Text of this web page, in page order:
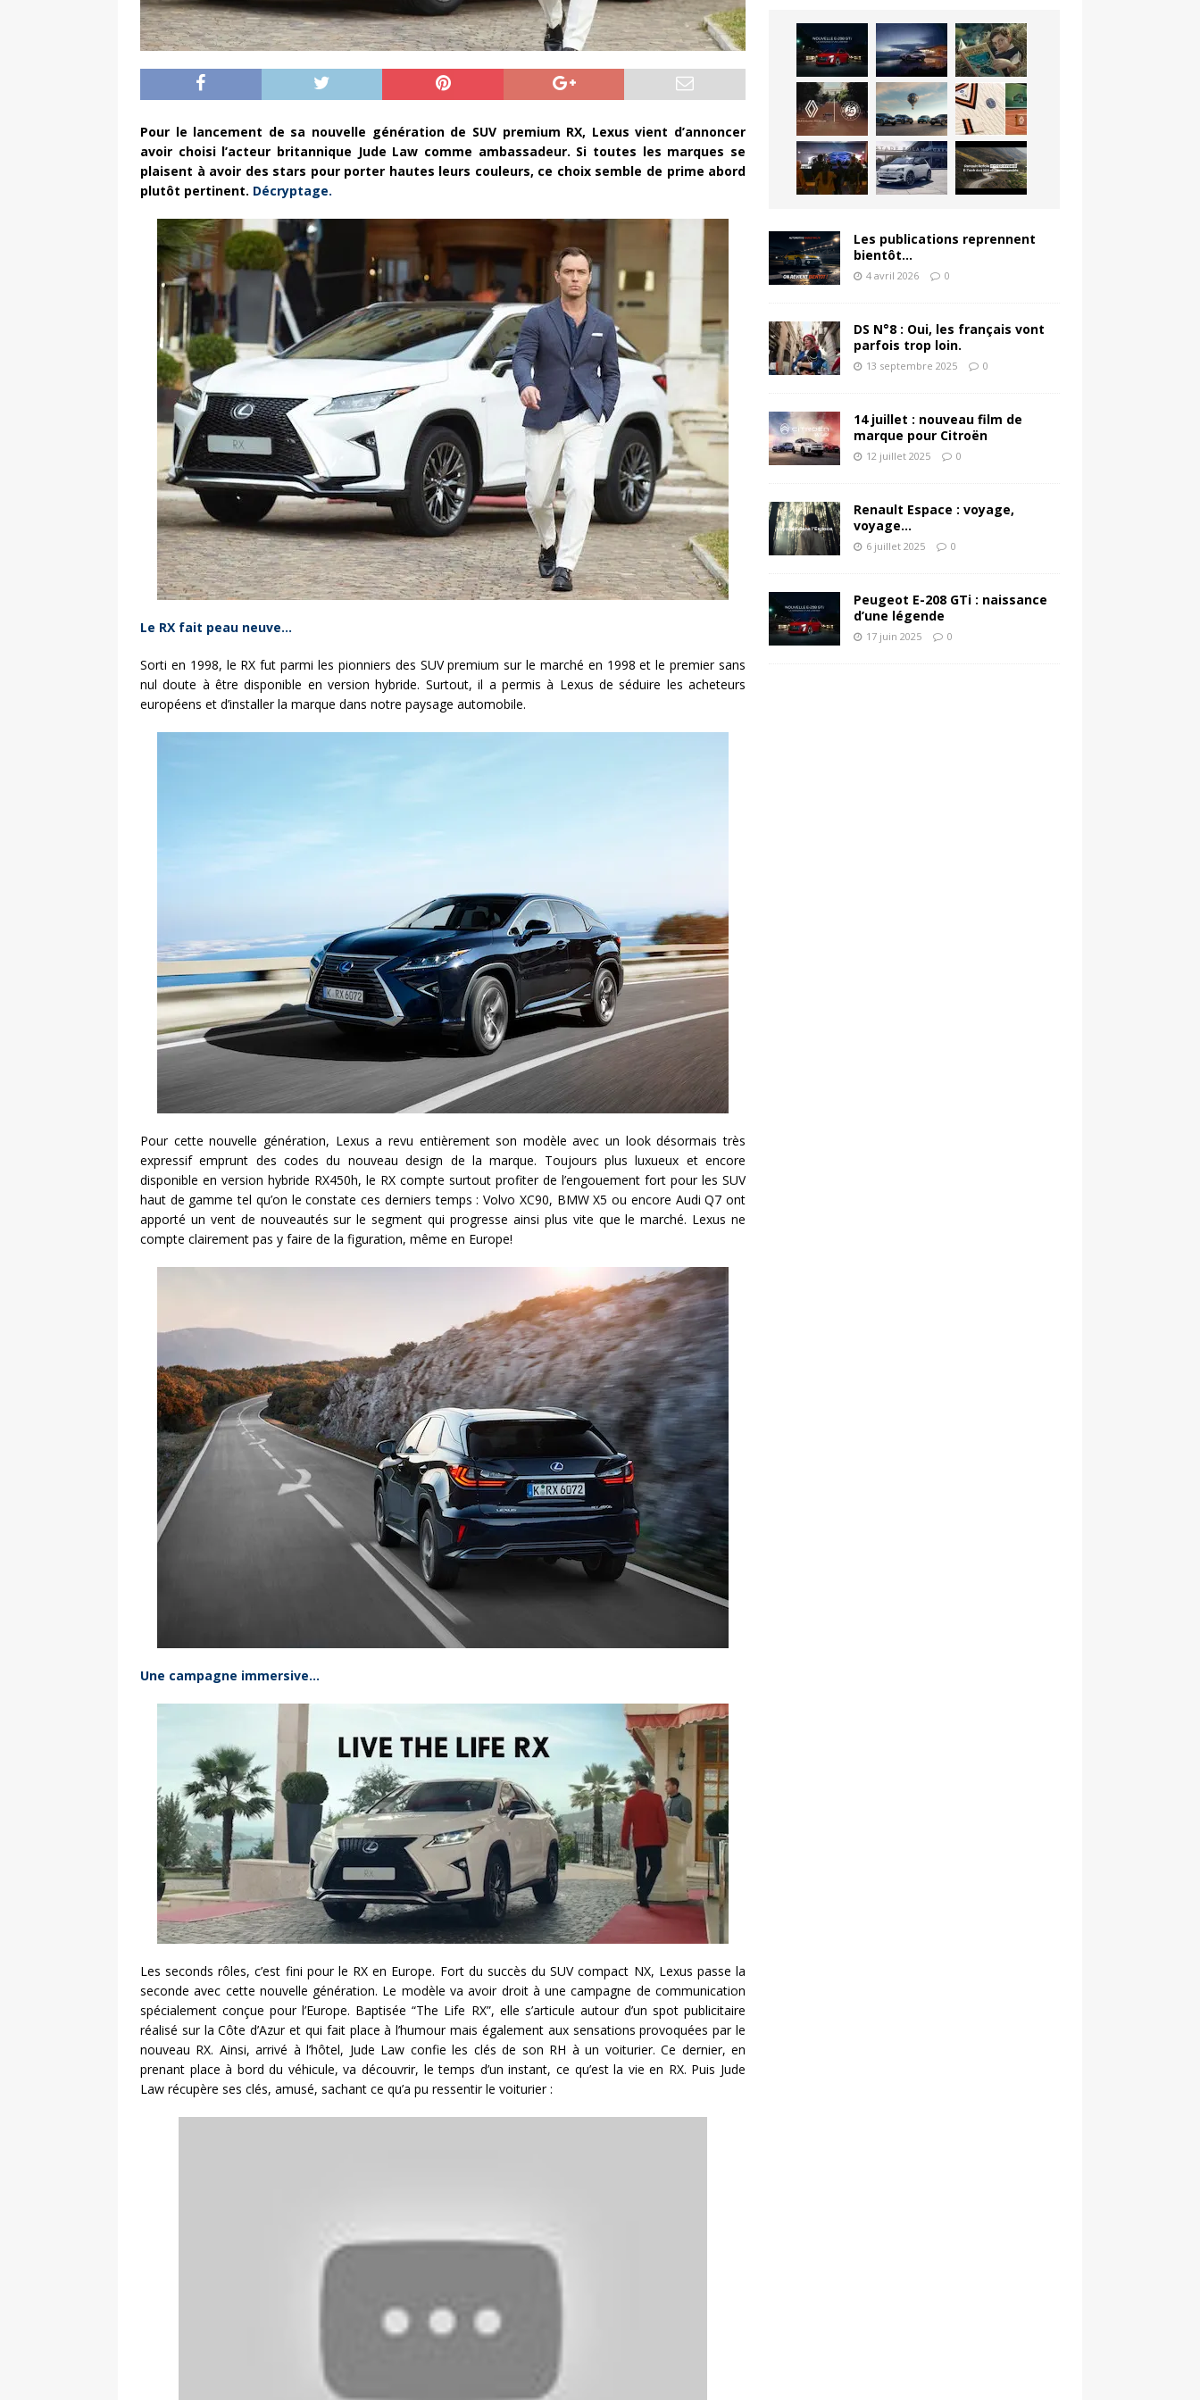
Pour le lancement de sa nouvelle génération de SUV premium RX, Lexus vient d’annoncer
avoir choisi l’acteur britannique Jude Law comme ambassadeur. Si toutes les marques se
plaisent à avoir des stars pour porter hautes leurs couleurs, ce choix semble de prime abord
plutôt pertinent. Décryptage.
Le RX fait peau neuve…
Sorti en 1998, le RX fut parmi les pionniers des SUV premium sur le marché en 1998 et le premier sans
nul doute à être disponible en version hybride. Surtout, il a permis à Lexus de séduire les acheteurs
européens et d’installer la marque dans notre paysage automobile.
Pour cette nouvelle génération, Lexus a revu entièrement son modèle avec un look désormais très
expressif emprunt des codes du nouveau design de la marque. Toujours plus luxueux et encore
disponible en version hybride RX450h, le RX compte surtout profiter de l’engouement fort pour les SUV
haut de gamme tel qu’on le constate ces derniers temps : Volvo XC90, BMW X5 ou encore Audi Q7 ont
apporté un vent de nouveautés sur le segment qui progresse ainsi plus vite que le marché. Lexus ne
compte clairement pas y faire de la figuration, même en Europe!
Une campagne immersive…
Les seconds rôles, c’est fini pour le RX en Europe. Fort du succès du SUV compact NX, Lexus passe la
seconde avec cette nouvelle génération. Le modèle va avoir droit à une campagne de communication
spécialement conçue pour l’Europe. Baptisée “The Life RX”, elle s’articule autour d’un spot publicitaire
réalisé sur la Côte d’Azur et qui fait place à l’humour mais également aux sensations provoquées par le
nouveau RX. Ainsi, arrivé à l’hôtel, Jude Law confie les clés de son RH à un voiturier. Ce dernier, en
prenant place à bord du véhicule, va découvrir, le temps d’un instant, ce qu’est la vie en RX. Puis Jude
Law récupère ses clés, amusé, sachant ce qu’a pu ressentir le voiturier :
Les publications reprennent
bientôt…
4 avril 2026 0
DS N°8 : Oui, les français vont
parfois trop loin.
13 septembre 2025 0
14 juillet : nouveau film de
marque pour Citroën
12 juillet 2025 0
Renault Espace : voyage,
voyage…
6 juillet 2025 0
Peugeot E-208 GTi : naissance
d’une légende
17 juin 2025 0